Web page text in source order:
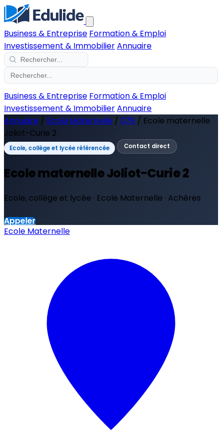
Business & Entreprise Formation & Emploi
Investissement & ImmobilierAnnuaire
Business & Entreprise Formation & Emploi
Investissement & ImmobilierAnnuaire
Annuaire / Ecole Maternelle / 078 / Ecole maternelle
Joliot-Curie 2
Ecole, collège et lycée référencée Contact direct
Ecole maternelle Joliot-Curie 2
Ecole, collège et lycée · Ecole Maternelle · Achères
Appeler
Ecole Maternelle